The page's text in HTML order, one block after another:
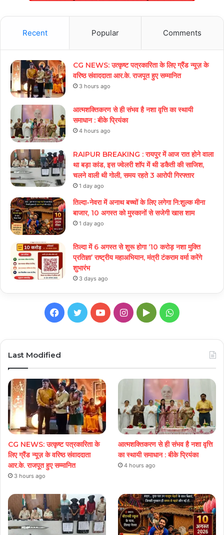
Recent Popular Comments
CG NEWS: उत्कृष्ट पत्रकारिता के लिए ग्रैंड न्यूज़ के
वरिष्ठ संवाददाता आर.के. राजपूत हुए सम्मानित
3 hours ago
आत्मशक्तिकरण से ही संभव है नशा वृत्ति का स्थायी
समाधान : बीके प्रियंका
4 hours ago
RAIPUR BREAKING : रायपुर में आज रात होने वाला
था बड़ा कांड, इस ज्वेलरी शॉप में थी डकैती की साजिश,
चलने वाली थी गोली, समय रहते 3 आरोपी गिरफ्तार
1 day ago
तिल्दा-नेवरा में अनाथ बच्चों के लिए लगेगा नि:शुल्क मीना
बाजार, 10 अगस्त को मुस्कानों से सजेगी खास शाम
1 day ago
तिल्दा में 6 अगस्त से शुरू होगा ‘10 करोड़ नशा मुक्ति
प्रतिज्ञा’ राष्ट्रीय महाअभियान, मंत्री टंकराम वर्मा करेंगे
शुभारंभ
3 days ago
Facebook
TwitterYouTubeInstagram
GoogleWhatsApp
Last Modified
CG NEWS: उत्कृष्ट पत्रकारिता के
लिए ग्रैंड न्यूज़ के वरिष्ठ संवाददाता
आर.के. राजपूत हुए सम्मानित
3 hours ago
आत्मशक्तिकरण से ही संभव है नशा वृत्ति
का स्थायी समाधान : बीके प्रियंका
4 hours ago